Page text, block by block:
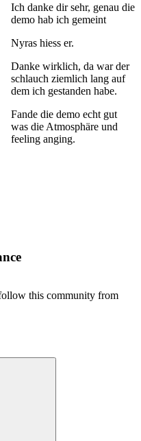
Ich danke dir sehr, genau die
demo hab ich gemeint
Nyras hiess er.
Danke wirklich, da war der
schlauch ziemlich lang auf
dem ich gestanden habe.
Fande die demo echt gut
was die Atmosphäre und
feeling anging.
this community from